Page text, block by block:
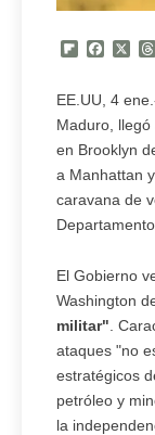
Flipboard
EE.UU, 4
Maduro,
en Brooklyn
a Manhattan
caravana de
El Gobierno
Washington
militar" .
ataques "no
estratégicos
petróleo y
la